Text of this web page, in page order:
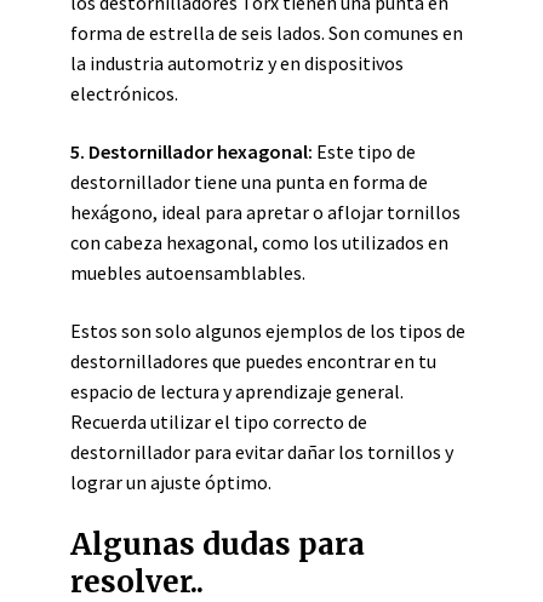
forma de estrella de seis lados. Son comunes en
la industria automotriz y en dispositivos
electrónicos.
5. Destornillador hexagonal: Este tipo de
destornillador tiene una punta en forma de
hexágono, ideal para apretar o aflojar tornillos
con cabeza hexagonal, como los utilizados en
muebles autoensamblables.
Estos son solo algunos ejemplos de los tipos de
destornilladores que puedes encontrar en tu
espacio de lectura y aprendizaje general.
Recuerda utilizar el tipo correcto de
destornillador para evitar dañar los tornillos y
lograr un ajuste óptimo.
Algunas dudas para
resolver..